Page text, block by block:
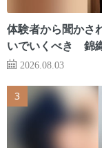
体験者から聞かさ
いでいくべき 錦
2026.08.03